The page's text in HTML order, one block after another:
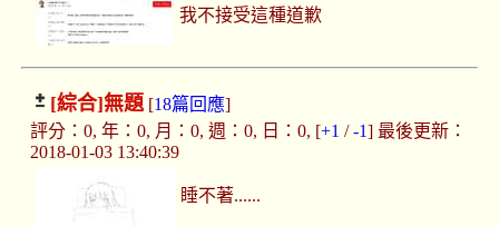
我不接受這種道歉
[綜合]無題[18篇回應]
評分：0, 年：0, 月：0, 週：0, 日：0, [+1 /-1] 最後更新：
2018-01-03 13:40:39
睡不著......